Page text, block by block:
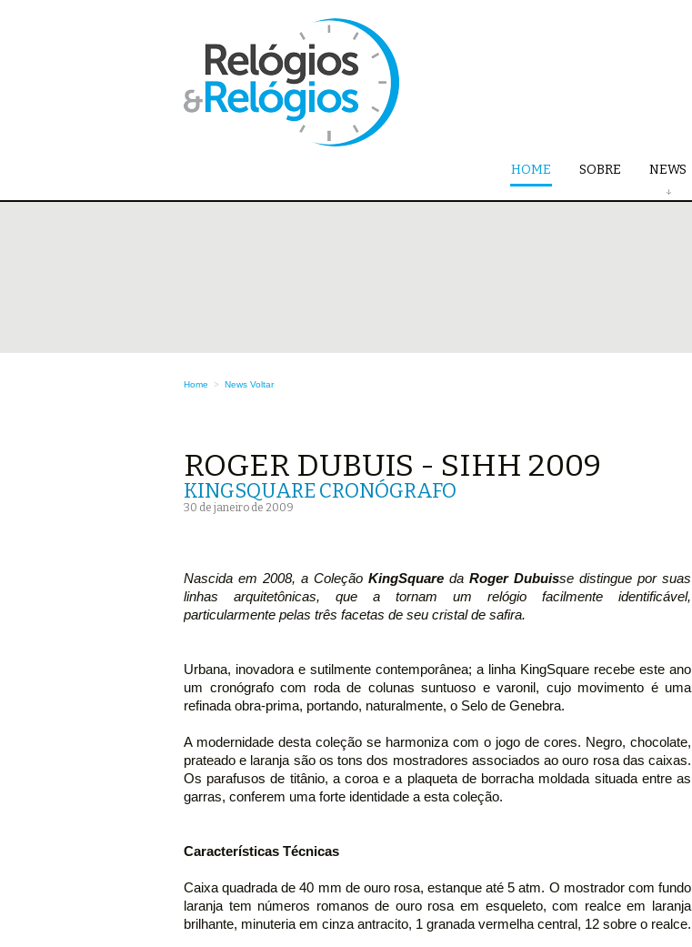
HOME SOBRE NEWS
Home > News Voltar
ROGER DUBUIS - SIHH 2009
KINGSQUARE CRONÓGRAFO
30 de janeiro de 2009
Nascida em 2008, a Coleção KingSquare da Roger Dubuisse distingue por suas
linhas arquitetônicas, que a tornam um relógio facilmente identificável,
particularmente pelas três facetas de seu cristal de safira.
Urbana, inovadora e sutilmente contemporânea; a linha KingSquare recebe este ano
um cronógrafo com roda de colunas suntuoso e varonil, cujo movimento é uma
refinada obra-prima, portando, naturalmente, o Selo de Genebra.
A modernidade desta coleção se harmoniza com o jogo de cores. Negro, chocolate,
prateado e laranja são os tons dos mostradores associados ao ouro rosa das caixas.
Os parafusos de titânio, a coroa e a plaqueta de borracha moldada situada entre as
garras, conferem uma forte identidade a esta coleção.
Características Técnicas
Caixa quadrada de 40 mm de ouro rosa, estanque até 5 atm. O mostrador com fundo
laranja tem números romanos de ouro rosa em esqueleto, com realce em laranja
brilhante, minuteria em cinza antracito, 1 granada vermelha central, 12 sobre o realce.